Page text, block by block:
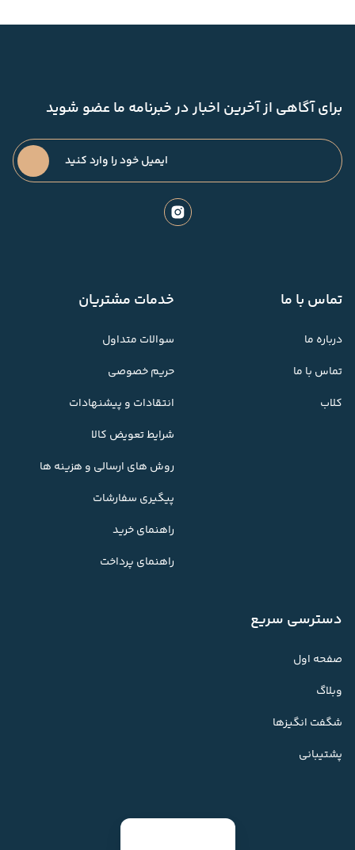
برای آگاهی از آخرین اخبار در خبرنامه ما عضو شوید
تماس با ما
درباره ما
تماس با ما
کلاب
خدمات مشتریان
سوالات متداول
حریم خصوصی
انتقادات و پیشنهادات
شرایط تعویض کالا
روش های ارسالی و هزینه ها
پیگیری سفارشات
راهنمای خرید
راهنمای پرداخت
دسترسی سریع
صفحه اول
وبلاگ
شگفت انگیزها
پشتیبانی